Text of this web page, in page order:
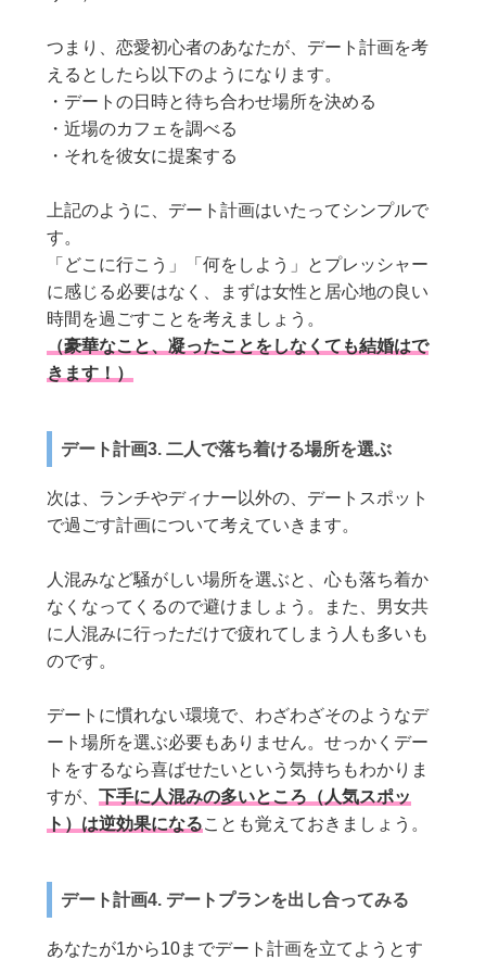
つまり、恋愛初心者のあなたが、デート計画を考
えるとしたら以下のようになります。
・デートの日時と待ち合わせ場所を決める
・近場のカフェを調べる
・それを彼女に提案する
上記のように、デート計画はいたってシンプルで
す。
「どこに行こう」「何をしよう」とプレッシャー
に感じる必要はなく、まずは女性と居心地の良い
時間を過ごすことを考えましょう。
（豪華なこと、凝ったことをしなくても結婚はで
きます！）
デート計画3. 二人で落ち着ける場所を選ぶ
次は、ランチやディナー以外の、デートスポット
で過ごす計画について考えていきます。
人混みなど騒がしい場所を選ぶと、心も落ち着か
なくなってくるので避けましょう。また、男女共
に人混みに行っただけで疲れてしまう人も多いも
のです。
デートに慣れない環境で、わざわざそのようなデ
ート場所を選ぶ必要もありません。せっかくデー
トをするなら喜ばせたいという気持ちもわかりま
すが、下手に人混みの多いところ（人気スポッ
ト）は逆効果になることも覚えておきましょう。
デート計画4. デートプランを出し合ってみる
あなたが1から10までデート計画を立てようとす